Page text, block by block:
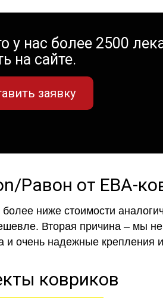
у нас более 2500
на сайте.
заявку
Равон от ЕВА-
ниже стоимости
Вторая причина – мы
и очень надежные крепления
ковриков